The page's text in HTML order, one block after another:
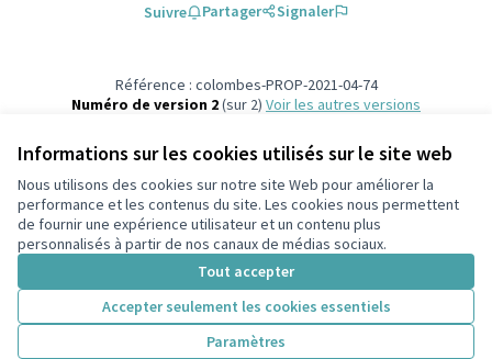
Informations sur les cookies utilisés sur le site web
Nous utilisons des cookies sur notre site Web pour améliorer la
performance et les contenus du site. Les cookies nous permettent
de fournir une expérience utilisateur et un contenu plus
personnalisés à partir de nos canaux de médias sociaux.
Tout accepter
Accepter seulement les cookies essentiels
Paramètres
Suivre Partager Signaler
Référence : colombes-PROP-2021-04-74
Numéro de version 2(sur 2)
voir les autres versions
Conditions d'utilisation
Paramètres des cookies
participons.colombes.fr sur Facebook
(Lien externe)
Site réalisé grâce aulogiciel libre Decidim .
Licence
(Lien